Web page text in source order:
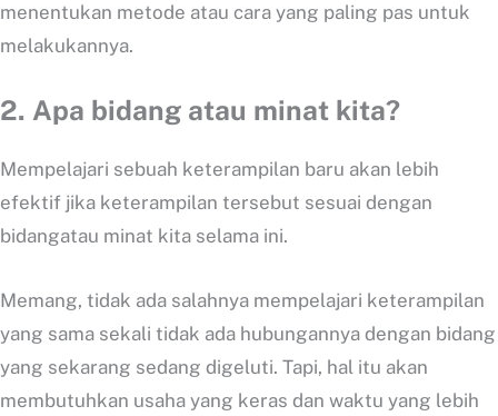
menentukan metode atau cara yang paling pas untuk
melakukannya.
2. Apa bidang atau minat kita?
Mempelajari sebuah keterampilan baru akan lebih
efektif jika keterampilan tersebut sesuai dengan
bidangatau minat kita selama ini.
Memang, tidak ada salahnya mempelajari keterampilan
yang sama sekali tidak ada hubungannya dengan bidang
yang sekarang sedang digeluti. Tapi, hal itu akan
membutuhkan usaha yang keras dan waktu yang lebih